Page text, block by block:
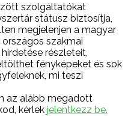
szolgáltatókat
státusz biztosítja,
megjelenjen a magyar
szakmai
részleteit,
fényképeket és sok
mi teszi
az alább megadott
kérlek jelentkezz be.